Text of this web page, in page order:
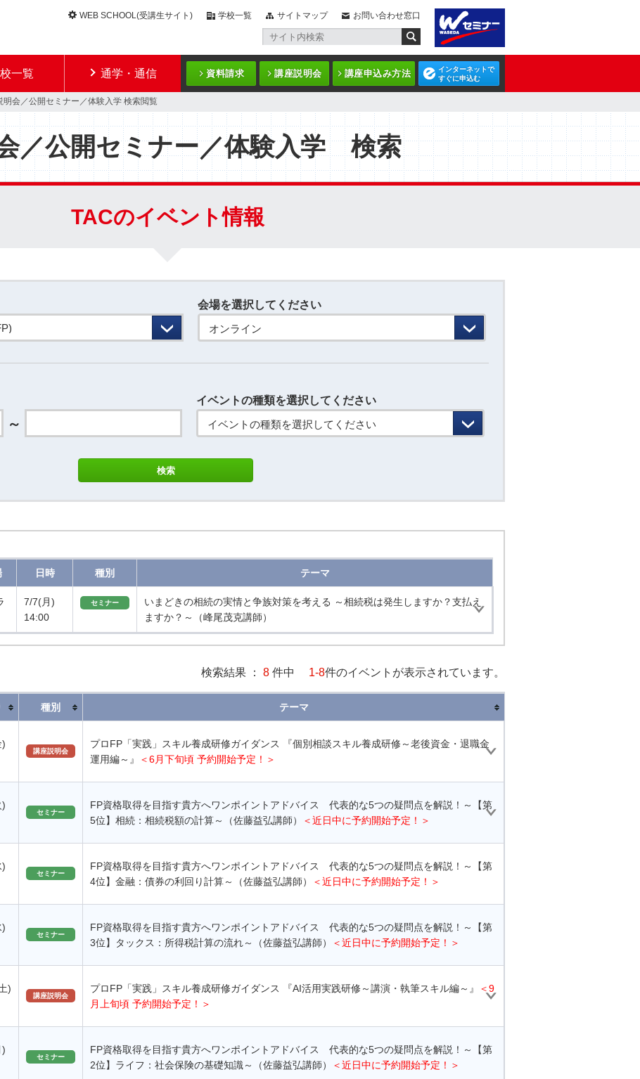
WEB SCHOOL(受講生サイト) 学校一覧 サイトマップ お問い合わせ窓口
一覧 通学・通信 資料請求 講座説明会 講座申込み方法
インターネットで
すぐに申込む
明会／公開セミナー／体験入学 検索閲覧
／公開セミナー／体験入学 検索
TACのイベント情報
会場を選択してください
オンライン
～
イベントの種類を選択してください
イベントの種類を選択してください
日時 種別 テーマ
7/7(月)
14:00
セミナー
いまどきの相続の実情と争族対策を考える ～相続税は発生しますか？支払え
ますか？～（峰尾茂克講師）
検索結果 ： 8 件中 1-8件のイベントが表示されています。
種別 テーマ
講座説明会
プロFP「実践」スキル養成研修ガイダンス 『個別相談スキル養成研修～老後資金・退職金
運用編～』
＜6月下旬頃 予約開始予定！＞
セミナー
FP資格取得を目指す貴方へワンポイントアドバイス 代表的な5つの疑問点を解説！～【第
5位】相続：相続税額の計算～（佐藤益弘講師）
＜近日中に予約開始予定！＞
セミナー
FP資格取得を目指す貴方へワンポイントアドバイス 代表的な5つの疑問点を解説！～【第
4位】金融：債券の利回り計算～（佐藤益弘講師）
＜近日中に予約開始予定！＞
)
セミナー
FP資格取得を目指す貴方へワンポイントアドバイス 代表的な5つの疑問点を解説！～【第
3位】タックス：所得税計算の流れ～（佐藤益弘講師）
＜近日中に予約開始予定！＞
)
講座説明会
プロFP「実践」スキル養成研修ガイダンス 『AI活用実践研修～講演・執筆スキル編～』
＜9
月上旬頃 予約開始予定！＞
)
セミナー
FP資格取得を目指す貴方へワンポイントアドバイス 代表的な5つの疑問点を解説！～【第
2位】ライフ：社会保険の基礎知識～（佐藤益弘講師）
＜近日中に予約開始予定！＞